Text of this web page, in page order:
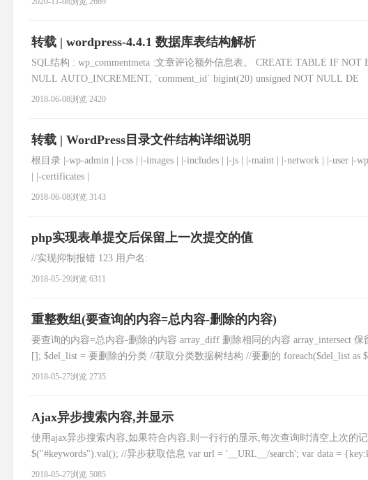
转载 | wordpress-4.4.1 数据库表结构解析
SQL结构 : wp_commentmeta :文章评论额外信息表。 CREATE TABLE IF NOT
NULL AUTO_INCREMENT, `comment_id` bigint(20) unsigned NOT NULL DE
2018-06-08浏览 2420
转载 | WordPress目录文件结构详细说明
根目录 |-wp-admin | |-css | |-images | |-includes | |-js | |-maint | |-network | |-user |-
| |-certificates |
2018-06-08浏览 3143
php实现表单提交后保留上一次提交的值
//实现抑制报错 123 用户名:
2018-05-29浏览 6311
重整数组(要查询的内容=总内容-删除的内容)
要查询的内容=总内容-删除的内容 array_diff 删除相同的内容 array_intersect
[]; $del_list = 要删除的分类 //获取分类数据树结构 //要删的 foreach($del_list as
2018-05-27浏览 2735
Ajax异步搜索内容,并显示
使用ajax异步搜索内容,如果符合内容,则一行行的显示,每次查询时清空上次的
$("#keywords").val(); //异步获取信息 var url = '__URL__/search'; var data =
2018-05-27浏览 5085